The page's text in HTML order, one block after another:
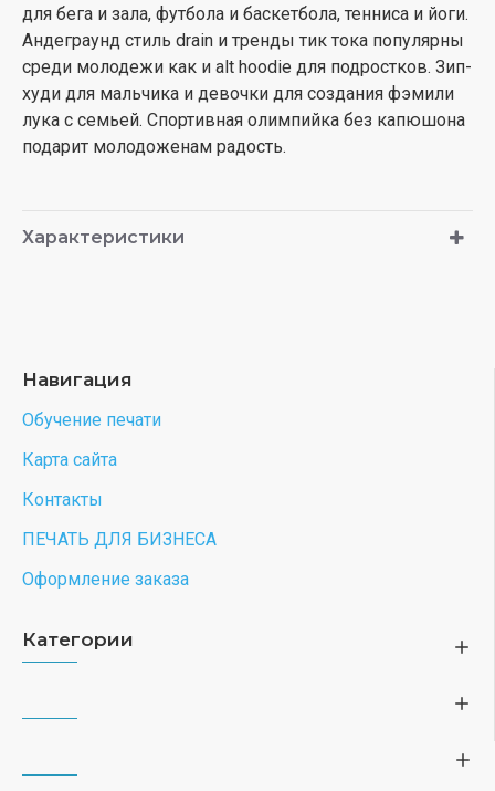
для бега и зала, футбола и баскетбола, тенниса и йоги.
Андеграунд стиль drain и тренды тик тока популярны
среди молодежи как и alt hoodie для подростков. Зип-
худи для мальчика и девочки для создания фэмили
лука с семьей. Спортивная олимпийка без капюшона
подарит молодоженам радость.
Характеристики
Навигация
Обучение печати
Карта сайта
Контакты
ПЕЧАТЬ ДЛЯ БИЗНЕСА
Оформление заказа
Категории